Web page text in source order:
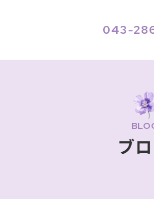
043-
〒263-0005 千葉県千葉市稲毛区長
休診日
祝祭日・火曜日
ブ